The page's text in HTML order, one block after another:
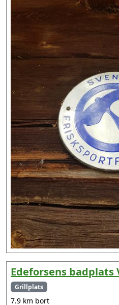
Edeforsens badplats
Grillplats
7.9 km bort